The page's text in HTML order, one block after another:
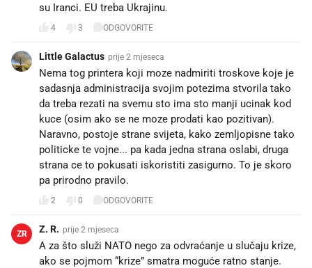
su Iranci. EU treba Ukrajinu.
4 3 ODGOVORITE
Little Galactus prije 2 mjeseca
Nema tog printera koji moze nadmiriti troskove koje je
sadasnja administracija svojim potezima stvorila tako
da treba rezati na svemu sto ima sto manji ucinak kod
kuce (osim ako se ne moze prodati kao pozitivan).
Naravno, postoje strane svijeta, kako zemljopisne tako
politicke te vojne... pa kada jedna strana oslabi, druga
strana ce to pokusati iskoristiti zasigurno. To je skoro
pa prirodno pravilo.
2 0 ODGOVORITE
ZR Z. R. prije 2 mjeseca
A za što služi NATO nego za odvraćanje u slučaju krize,
ako se pojmom “krize” smatra moguće ratno stanje.